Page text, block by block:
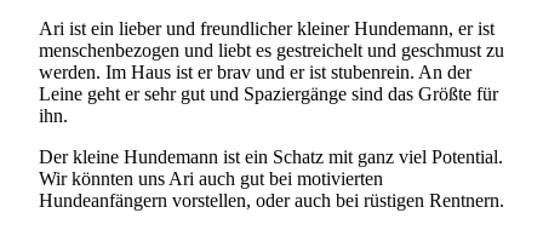
Ari ist ein lieber und freundlicher kleiner Hundemann, er ist
menschenbezogen und liebt es gestreichelt und geschmust zu
werden. Im Haus ist er brav und er ist stubenrein. An der
Leine geht er sehr gut und Spaziergänge sind das Größte für
ihn.
Der kleine Hundemann ist ein Schatz mit ganz viel Potential.
Wir könnten uns Ari auch gut bei motivierten
Hundeanfängern vorstellen, oder auch bei rüstigen Rentnern.